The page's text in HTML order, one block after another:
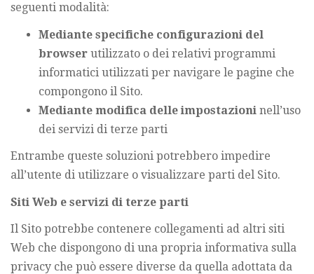
seguenti modalità:
Mediante specifiche configurazioni del
browser utilizzato o dei relativi programmi
informatici utilizzati per navigare le pagine che
compongono il Sito.
Mediante modifica delle impostazioni nell’uso
dei servizi di terze parti
Entrambe queste soluzioni potrebbero impedire
all’utente di utilizzare o visualizzare parti del Sito.
Siti Web e servizi di terze parti
Il Sito potrebbe contenere collegamenti ad altri siti
Web che dispongono di una propria informativa sulla
privacy che può essere diverse da quella adottata da